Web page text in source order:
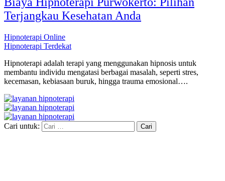
Terjangkau Kesehatan Anda
Hipnoterapi Online
Hipnoterapi Terdekat
Hipnoterapi adalah terapi yang menggunakan hipnosis untuk
membantu individu mengatasi berbagai masalah, seperti stres,
kecemasan, kebiasaan buruk, hingga trauma emosional….
Cari untuk: